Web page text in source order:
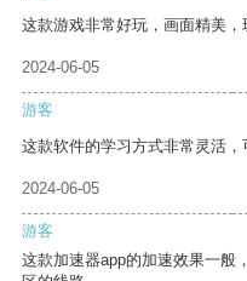
这款游戏非常好玩，画面精美，
2024-06-05
游客
这款软件的学习方式非常灵活，
2024-06-05
游客
这款加速器app的加速效果一般